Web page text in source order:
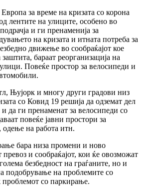
за време на кризата со корона
лентите на улиците, особено во
и ги пренаменија за
на кризата и итната потреба за
движење во сообраќајот кое
бараат реорганизација на
Повеќе простор за велосипеди и
Њујорк и многу други градови низ
со Ковид 19 решија да одземат дел
да ги пренаменат за велосипеди со
повеќе јавни простори за
одење на работа итн.
бара низа промени и ново
и сообраќајот, кои ќе овозможат
безбедност на граѓаните, но и
подобрување на проблемите со
проблемот со паркирање.